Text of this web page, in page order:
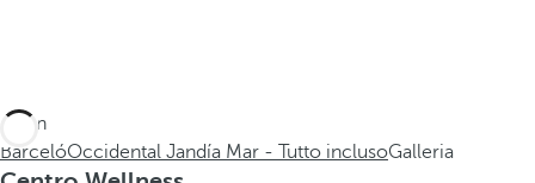
Sei in
BarcelóOccidental Jandía Mar - Tutto inclusoGalleria